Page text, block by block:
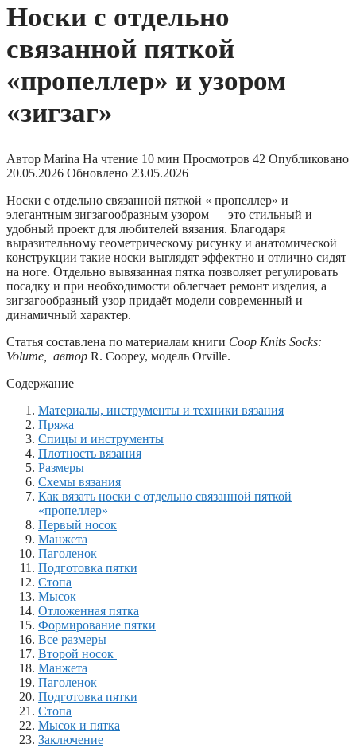
Носки с отдельно
связанной пяткой
«пропеллер» и узором
«зигзаг»
Автор Marina На чтение 10 мин Просмотров 42 Опубликовано
20.05.2026 Обновлено 23.05.2026
Носки с отдельно связанной пяткой « пропеллер» и
элегантным зигзагообразным узором — это стильный и
удобный проект для любителей вязания. Благодаря
выразительному геометрическому рисунку и анатомической
конструкции такие носки выглядят эффектно и отлично сидят
на ноге. Отдельно вывязанная пятка позволяет регулировать
посадку и при необходимости облегчает ремонт изделия, а
зигзагообразный узор придаёт модели современный и
динамичный характер.
Статья составлена по материалам книги Coop Knits Socks:
Volume, автор R. Coopey, модель Orville.
Содержание
Материалы, инструменты и техники вязания
Пряжа
Спицы и инструменты
Плотность вязания
Размеры
Схемы вязания
Как вязать носки с отдельно связанной пяткой
«пропеллер»
Первый носок
Манжета
Паголенок
Подготовка пятки
Стопа
Мысок
Отложенная пятка
Формирование пятки
Все размеры
Второй носок
Манжета
Паголенок
Подготовка пятки
Стопа
Мысок и пятка
Заключение